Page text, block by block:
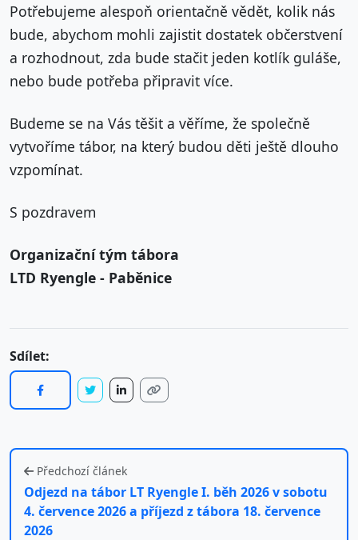
Potřebujeme alespoň orientačně vědět, kolik nás
bude, abychom mohli zajistit dostatek občerstvení
a rozhodnout, zda bude stačit jeden kotlík guláše,
nebo bude potřeba připravit více.
Budeme se na Vás těšit a věříme, že společně
vytvoříme tábor, na který budou děti ještě dlouho
vzpomínat.
S pozdravem
Organizační tým tábora
LTD Ryengle - Paběnice
Sdílet:
Předchozí článek
Odjezd na tábor LT Ryengle I. běh 2026 v sobotu
4. července 2026 a příjezd z tábora 18. července
2026